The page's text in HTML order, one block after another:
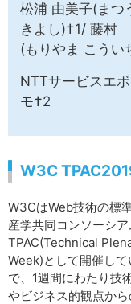
松浦 由美子(ま
きよし)†1/ 藤村
(もりやま こうい
NTTサービスエ
モ†2
W3C
W3CはWeb技術の標
産学共同コンソーシ
TPAC(Technical
Week)として開催し
で、1週間にわたり技
やビジネス的観点か